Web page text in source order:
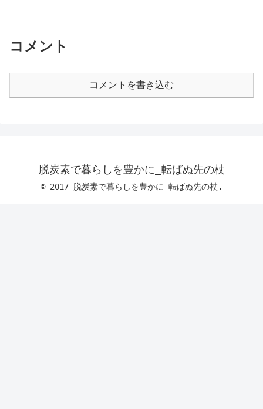
コメント
コメントを書き込む
脱炭素で暮らしを豊かに_転ばぬ先の杖
© 2017 脱炭素で暮らしを豊かに_転ばぬ先の杖.